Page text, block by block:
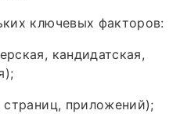
ключевых факторов:
кандидатская,
страниц, приложений);